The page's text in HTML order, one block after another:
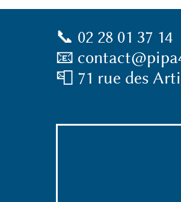
📞 02 28 01 37 14
📧
📮 71 rue des